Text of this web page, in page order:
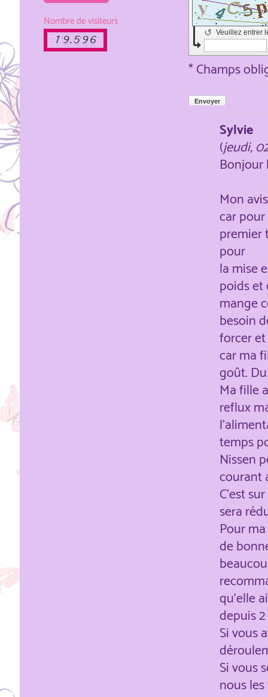
Veuillez entrer
↺
* Champs
Envoyer
Sylvie
(jeudi,
Bonjour
Mon
car
premier
pour
la mise
poids
mange
besoin
forcer
car ma
goût.
Ma fille
reflux
temps
Nissen
courant
C'est
sera
Pour
de
qu'elle
depuis
Si vous
Si vous
nous
Nombre de visiteurs